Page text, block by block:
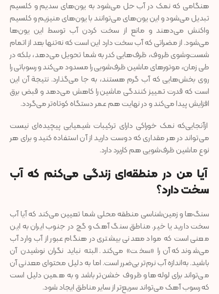
هنگامی که نمک در آب حل می‌شود به یون‌های سدیم و کلسیم
تبدیل می‌شود و این یون‌های می‌توانند با یون‌های منیزیم و کلسیم
واکنش می‌دهند و مانع از سخت کردن آب توسط این یون‌ها
می‌شود. از مضراتی که آب سخت دارد این است که نه‌تنها بعد از اتمام
شست‌وشوی ظروف، ظرف‌هایی کدر به شما تحویل می‌دهد، بلکه در
طی زمان، موتورهای ماشین ظرف‌شویی را مسدود می‌کند و رسوباتی را
روی بخش‌هایی که آب گرم هستند، به جا می‌گذارد. نتیجة آن این
است که قدرت تمییز کنندگی ماشین را کاهش می‌دهد و قبض برق
افزایش پیدا می‌کند و در نهایت هم عمر دستگاه کوتاه‌تر می‌گردد.
ازآنجایی‌که نمک خوراکی دارای ترکیبات شیمیایی پیچیده‌ای نیست
می‌تواند در هر مقداری که دوست دارید از آن استفاده کنید و برای هر
نوع ماشین ظرف‌شویی هم کاربرد دارد.
آیا من در منطقه‌ای زندگی می‌کنم که آب
سخت دارد؟
سنگ‌ها و زمین‌شناسی منطقه محلی شما تعیین می‌کند که آیا آب
سخت دارید یا خیر. مناطق سنگ آهک و گچ در جنوب ایران به این
معنی است که مواد معدنی بیشتری در هنگام عبور از آب وارد آب
می‌شوند که آن را «سخت» می‌کند. البته نباید نگران نوشیدن آن
باشید. به‌اندازه آب نرم‌تر بی‌ضرر است. اما به دلیل محتوای معدنی آن
می‌تواند برای لوله‌ها و ظروف خشن‌تر باشد و به همین دلیل است
که رسوب آهک می‌تواند سریع‌تر از سایر مناطق ایجاد شود.